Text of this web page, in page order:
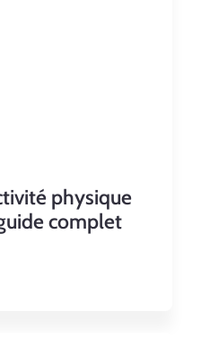
physique
complet